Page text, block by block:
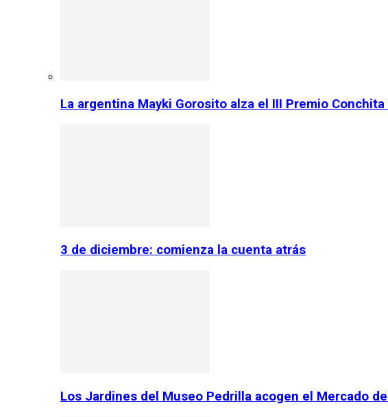
La argentina Mayki Gorosito alza el III Premio Conchita
3 de diciembre: comienza la cuenta atrás
Los Jardines del Museo Pedrilla acogen el Mercado